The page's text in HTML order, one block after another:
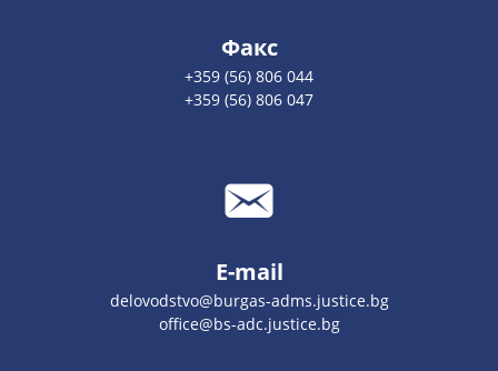
Факс
+359 (56) 806 044
+359 (56) 806 047
E-mail
delovodstvo@burgas-adms.justice.bg
office@bs-adc.justice.bg